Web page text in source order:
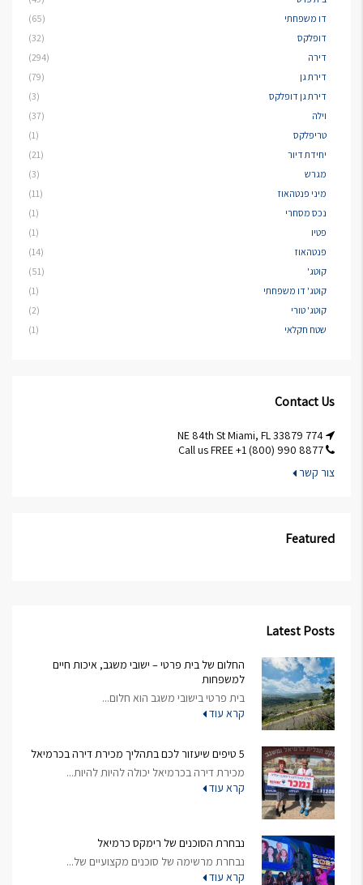
דו משפחתי
(65)
דופלקס
(32)
דירה
(294)
דירת גן
(79)
דירת גן דופלקס
(3)
וילה
(37)
טריפלקס
(1)
יחידת דיור
(21)
מגרש
(3)
מיני פנטהאוז
(11)
נכס מסחרי
(1)
פטיו
(1)
פנטהאוז
(14)
קוטג'
(51)
קוטג' דו משפחתי
(1)
קוטג' טורי
(2)
שטח חקלאי
(1)
Contact Us
צור קשר
Featured
Latest Posts
החלום של בית פרטי – ישובי משגב, איכות חיים
למשפחות
בית פרטי בישובי משגב הוא חלום...
קרא עוד
5 טיפים שיעזור לכם בתהליך מכירת דירה בכרמיאל
מכירת דירה בכרמיאל יכולה להיות להיות...
קרא עוד
נבחרת הסוכנים של רימקס כרמיאל
נבחרת מרשימה של סוכנים מקצועיים של...
קרא עוד